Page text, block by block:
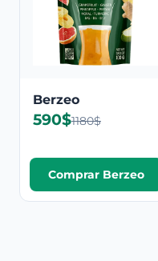
Berzeo
590$1180$
Comprar Berzeo